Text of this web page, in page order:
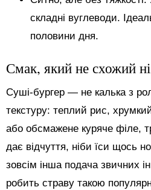
складні вуглеводи.
половини дня.
Смак, який не схожий
Суші-бургер — не калька з
текстуру: теплий рис,
або обсмажене куряче філе,
дає відчуття, ніби їси щось
зовсім інша подача звичних
робить страву такою